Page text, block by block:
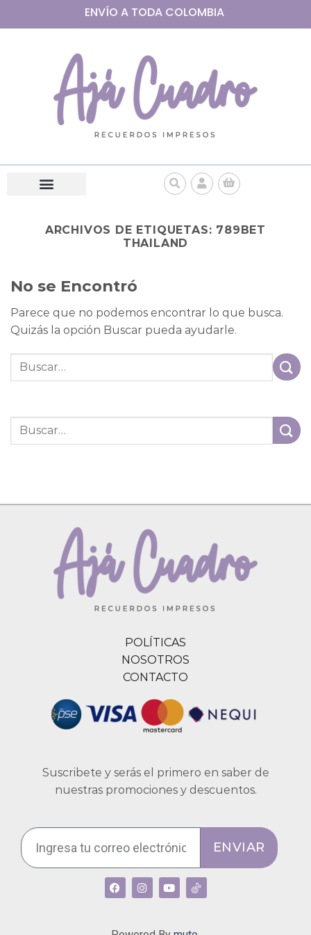
ENVÍO A TODA COLOMBIA
ARCHIVOS DE ETIQUETAS: 789BET
THAILAND
No se Encontró
Parece que no podemos encontrar lo que busca.
Quizás la opción Buscar pueda ayudarle.
POLÍTICAS
NOSOTROS
CONTACTO
Suscribete y serás el primero en saber de
nuestras promociones y descuentos.
ENVIAR